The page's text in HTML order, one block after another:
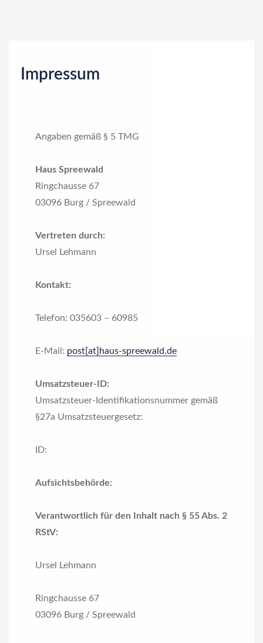
Impressum
Angaben gemäß § 5 TMG
Haus Spreewald
Ringchausse 67
03096 Burg / Spreewald
Vertreten durch:
Ursel Lehmann
Kontakt:
Telefon: 035603 – 60985
E-Mail: post[at]haus-spreewald.de
Umsatzsteuer-ID:
Umsatzsteuer-Identifikationsnummer gemäß
§27a Umsatzsteuergesetz:
ID:
Aufsichtsbehörde:
Verantwortlich für den Inhalt nach § 55 Abs. 2
RStV:
Ursel Lehmann
Ringchausse 67
03096 Burg / Spreewald